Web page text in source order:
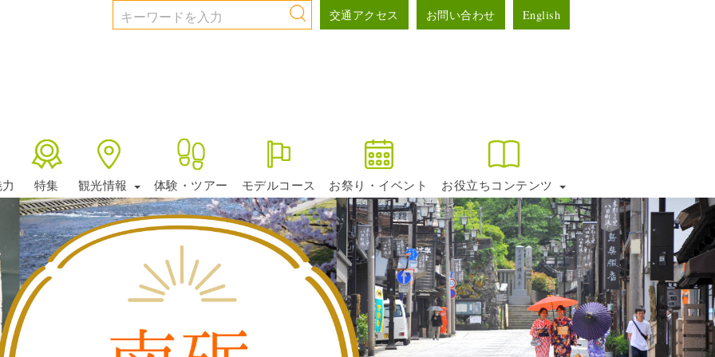
English
お問い合わせ
交通アクセス
特集 観光情報 体験・ツアー モデルコース お祭り・イベント お役立ちコンテンツ